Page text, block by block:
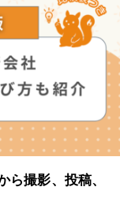
ら撮影、投稿、